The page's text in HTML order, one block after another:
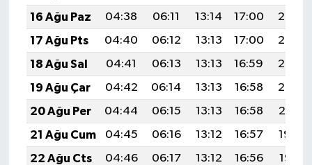
16 Ağu Paz
04:38 06:11 13:14 17:00
20:06
17 Ağu Pts
04:40 06:12 13:13 17:00
20:05
18 Ağu Sal
04:41 06:13 13:13 16:59
20:03
19 Ağu Çar
04:42 06:14 13:13 16:58
20:02
20 Ağu Per
04:44 06:15 13:13 16:58
20:01
21 Ağu Cum
04:45 06:16 13:12 16:57
19:59
22 Ağu Cts
04:46 06:17 13:12 16:56
19:58